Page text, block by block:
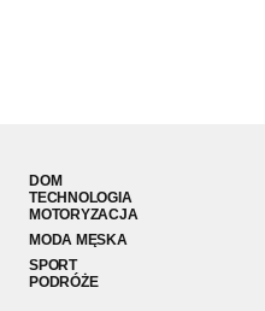
DOM
TECHNOLOGIA
MOTORYZACJA
MODA MĘSKA
SPORT
PODRÓŻE